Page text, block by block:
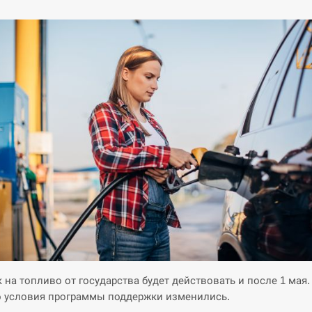
топливо от государства будет действовать и после 1 мая.
условия программы поддержки изменились.